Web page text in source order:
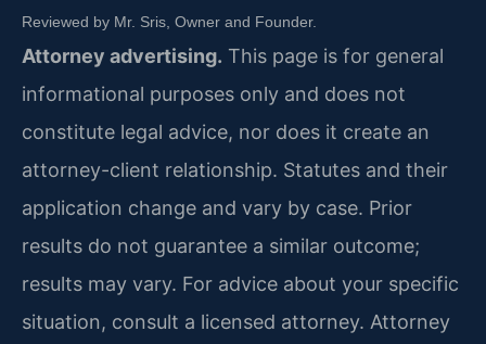
Reviewed by Mr. Sris, Owner and Founder.
Attorney advertising. This page is for general
informational purposes only and does not
constitute legal advice, nor does it create an
attorney-client relationship. Statutes and their
application change and vary by case. Prior
results do not guarantee a similar outcome;
results may vary. For advice about your specific
situation, consult a licensed attorney. Attorney